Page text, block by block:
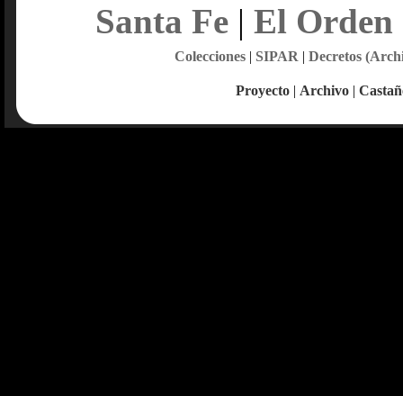
Santa Fe| El Orden
Colecciones| SIPAR | Decretos
Proyecto | Archivo |